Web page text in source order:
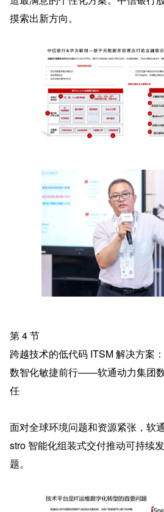
摸索出新方向。
第 4 节
跨越技术的低代码 ITSM 解决方案
数智化敏捷前行——软通动力集团
任
面对全球环境问题和资源紧张，软
stro 智能化组装式交付推动可持续
题。